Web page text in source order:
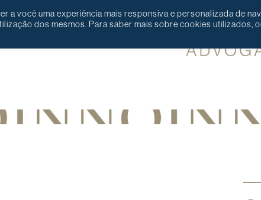
a você uma experiência mais responsiva e personalizada de
dos mesmos. Para saber mais sobre cookies utilizados,